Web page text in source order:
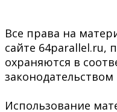
Все права на
сайте 64parallel.ru,
охраняются в
Использование